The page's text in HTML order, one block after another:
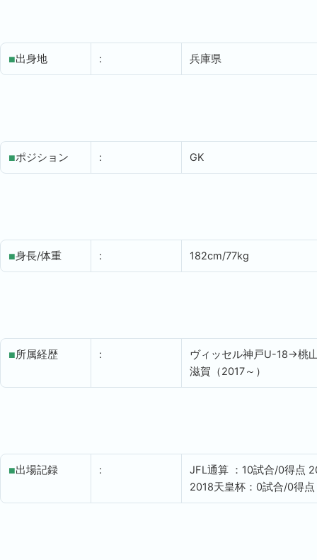
■出身地 : 兵庫県
■ポジション : GK
■身長/体重 : 182cm/77kg
■所属経歴 :
ヴィッセル神戸U-18→桃
滋賀（2017～）
■出場記録 : JFL通算 ：10試合/0得点
2018天皇杯：0試合/0得点